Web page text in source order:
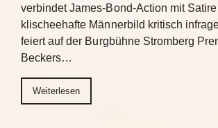
verbindet James-Bond-Action mit
klischeehafte Männerbild kritisch
feiert auf der Burgbühne Stromberg
Beckers…
Weiterlesen